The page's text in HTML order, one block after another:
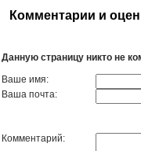
Комментарии и
Данную страницу никто не
Ваше имя:
Ваша почта:
Комментарий: